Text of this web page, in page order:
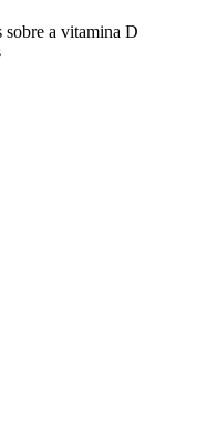
sobre a vitamina D